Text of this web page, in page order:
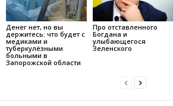
Денег нет, но вы
держитесь: что будет с
медиками и
туберкулёзными
больными в
Запорожской области
Про отставленного
Богдана и
улыбающегося
Зеленского